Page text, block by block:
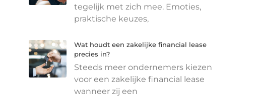
tegelijk met zich mee. Emoties,
praktische keuzes,
Wat houdt een zakelijke financial lease
precies in?
Steeds meer ondernemers kiezen
voor een zakelijke financial lease
wanneer zij een